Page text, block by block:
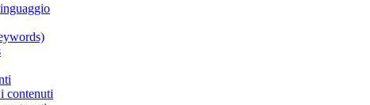
contenuti